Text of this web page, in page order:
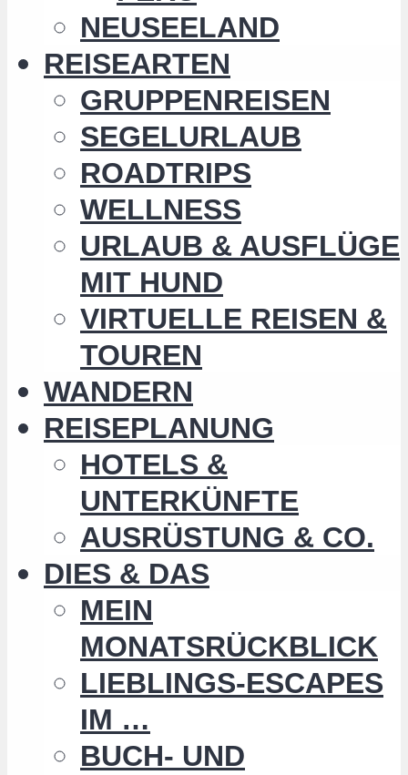
NEUSEELAND
REISEARTEN
GRUPPENREISEN
SEGELURLAUB
ROADTRIPS
WELLNESS
URLAUB & AUSFLÜGE
MIT HUND
VIRTUELLE REISEN &
TOUREN
WANDERN
REISEPLANUNG
HOTELS &
UNTERKÜNFTE
AUSRÜSTUNG & CO.
DIES & DAS
MEIN
MONATSRÜCKBLICK
LIEBLINGS-ESCAPES
IM …
BUCH- UND